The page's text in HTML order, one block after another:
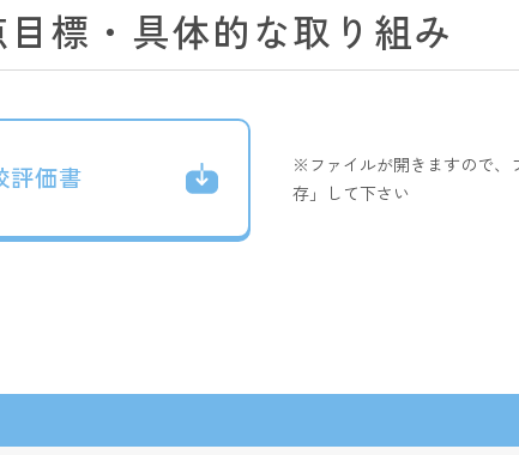
標・具体的な取り組み
評価書
※ファイルが開きますので、
存」して下さい